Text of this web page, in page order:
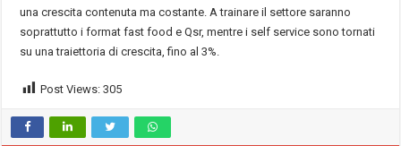
una crescita contenuta ma costante. A trainare il settore saranno
soprattutto i format fast food e Qsr, mentre i self service sono tornati
su una traiettoria di crescita, fino al 3%.
Post Views: 305